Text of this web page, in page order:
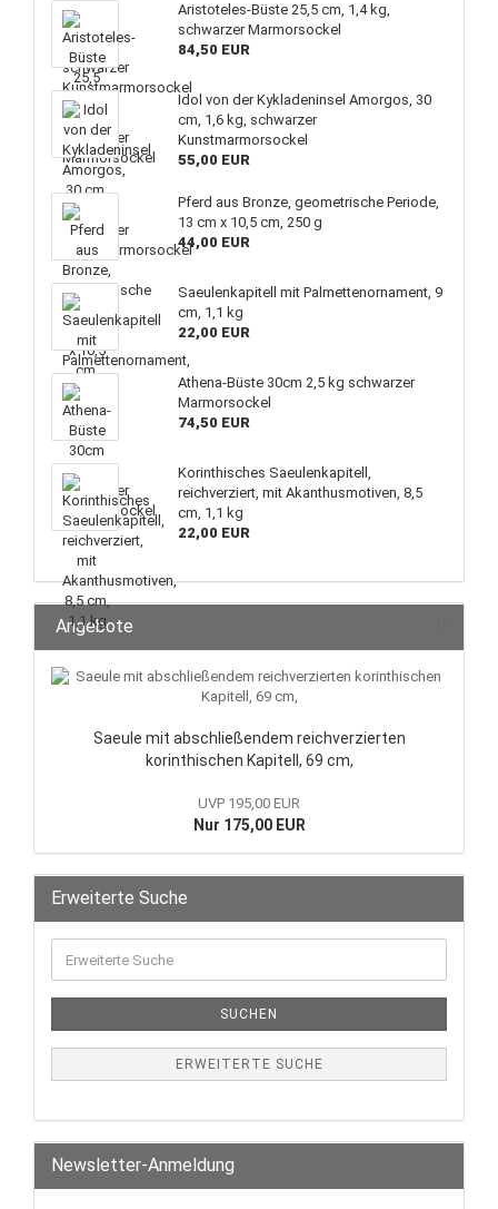
Aristoteles-Büste 25,5 cm, 1,4 kg,
schwarzer Marmorsockel
84,50 EUR
Idol von der Kykladeninsel Amorgos, 30
cm, 1,6 kg, schwarzer
Kunstmarmorsockel
55,00 EUR
Pferd aus Bronze, geometrische Periode,
13 cm x 10,5 cm, 250 g
44,00 EUR
Saeulenkapitell mit Palmettenornament, 9
cm, 1,1 kg
22,00 EUR
Athena-Büste 30cm 2,5 kg schwarzer
Marmorsockel
74,50 EUR
Korinthisches Saeulenkapitell,
reichverziert, mit Akanthusmotiven, 8,5
cm, 1,1 kg
22,00 EUR
Angebote
Saeule mit abschließendem reichverzierten
korinthischen Kapitell, 69 cm,
UVP 195,00 EUR
Nur 175,00 EUR
Erweiterte Suche
SUCHEN
ERWEITERTE SUCHE
Newsletter-Anmeldung